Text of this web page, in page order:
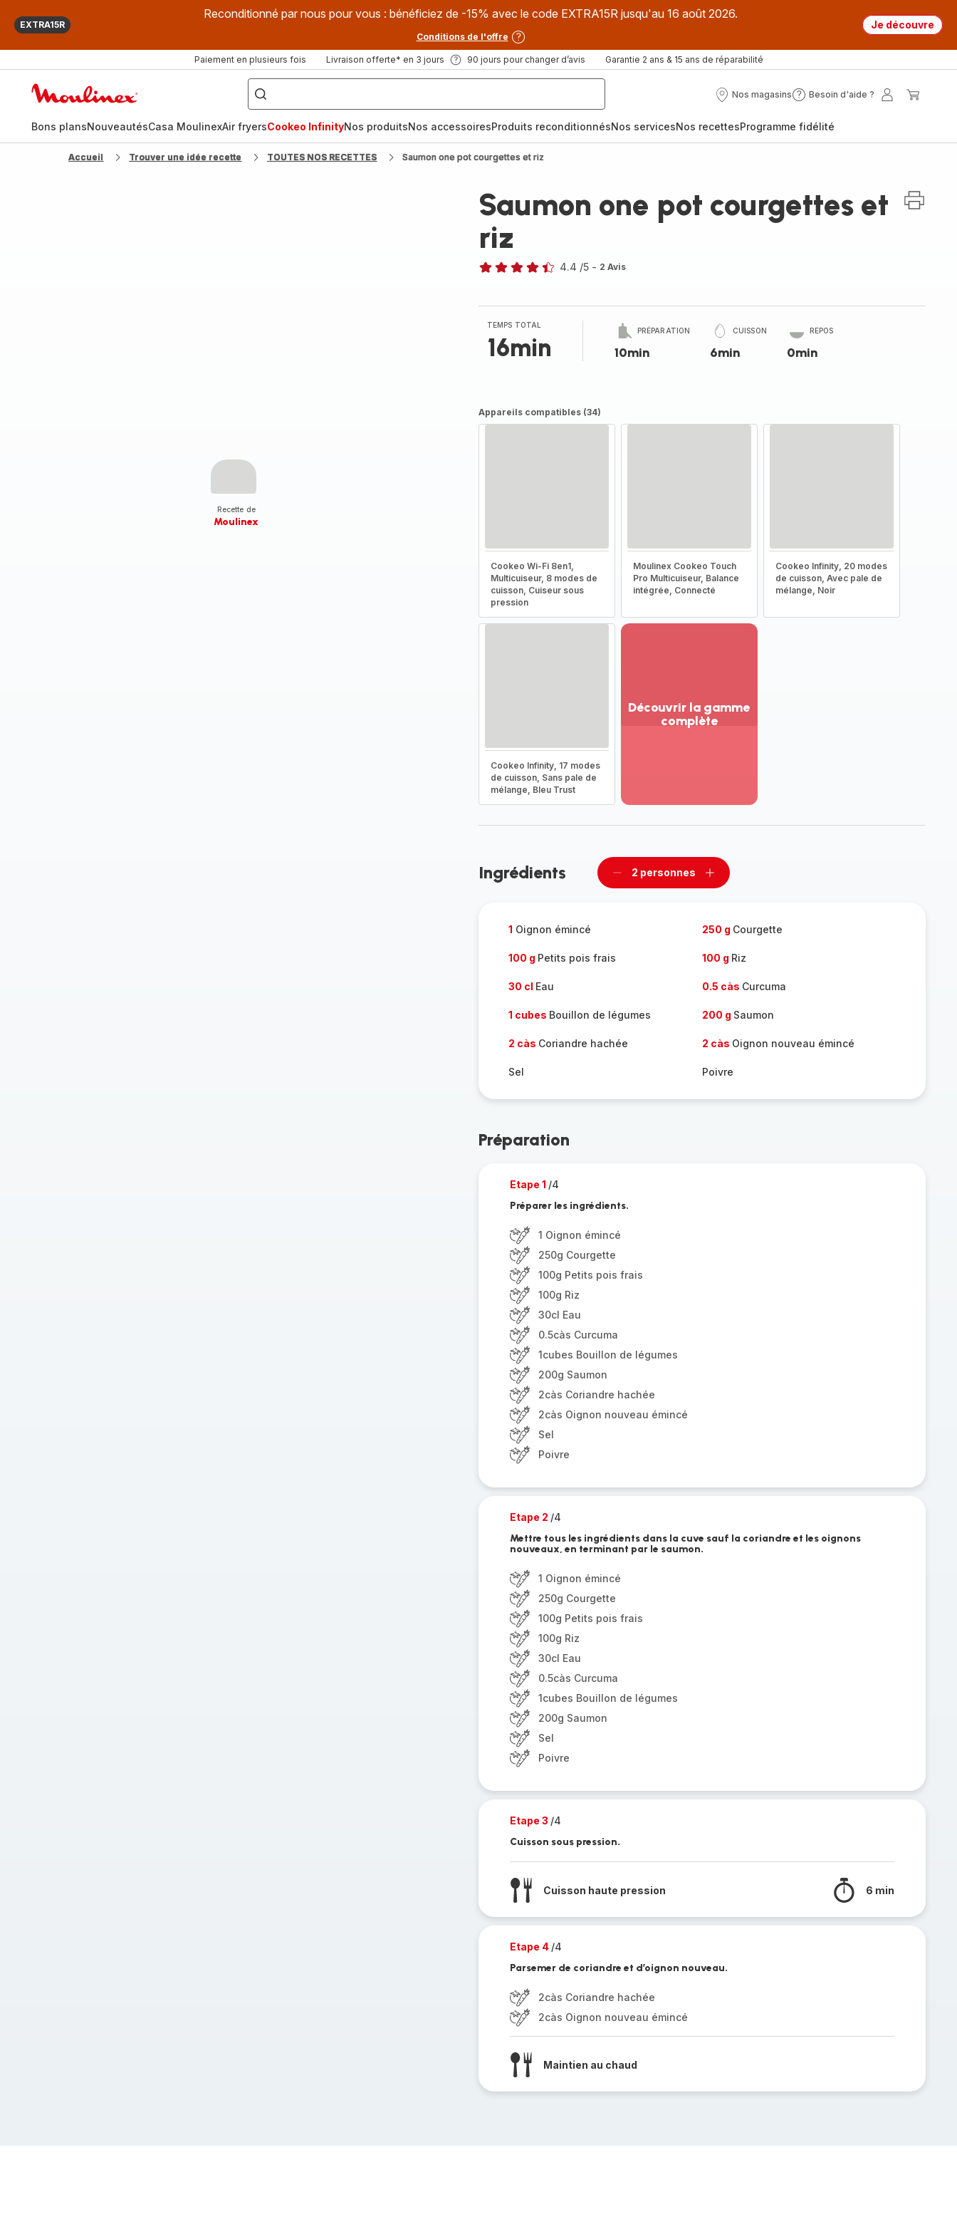
EXTRA15R
Reconditionné par nous pour vous : bénéficiez de -15% avec le code EXTRA15R jusqu'au 16 août 2026.
Conditions de l'offre
Je découvre
Paiement en plusieurs fois Livraison offerte* en 3 jours 90 jours pour changer d’avis Garantie 2 ans & 15 ans de réparabilité
["Que
recherchez-
vous
?",
fryer",
"Companion"]
Nos magasins
Nos
Besoin d'aide ?
Besoin
?
Mon
Bons plansNouveautésCasa MoulinexAir fryersCookeo InfinityNos produitsNos accessoiresProduits reconditionnésNos servicesNos recettesProgramme fidélité
Accueil Trouver une idée recette TOUTES NOS RECETTES Saumon one pot courgettes et riz
Recette de
Moulinex
Saumon one pot courgettes et
riz
4.4 /5 - 2 Avis
TEMPS TOTAL
16min
PRÉPARATION
10min
CUISSON
6min
REPOS
0min
Appareils compatibles (34)
Cookeo Wi-Fi 8en1,
Multicuiseur, 8 modes de
cuisson, Cuiseur sous
pression
Moulinex Cookeo Touch
Pro Multicuiseur, Balance
intégrée, Connecté
Cookeo Infinity, 20 modes
de cuisson, Avec pale de
mélange, Noir
Cookeo Infinity, 17 modes
de cuisson, Sans pale de
mélange, Bleu Trust
Découvrir la gamme
complète
gamme
Ingrédients
Supprimer
2 personnes
Ajouter
1 Oignon émincé 250 g Courgette
100 g Petits pois frais 100 g Riz
30 cl Eau 0.5 càs Curcuma
1 cubes Bouillon de légumes 200 g Saumon
2 càs Coriandre hachée 2 càs Oignon nouveau émincé
Sel Poivre
Préparation
Etape 1 /4
Préparer les ingrédients.
1 Oignon émincé
250g Courgette
100g Petits pois frais
100g Riz
30cl Eau
0.5càs Curcuma
1cubes Bouillon de légumes
200g Saumon
2càs Coriandre hachée
2càs Oignon nouveau émincé
Sel
Poivre
Etape 2 /4
Mettre tous les ingrédients dans la cuve sauf la coriandre et les oignons
nouveaux, en terminant par le saumon.
1 Oignon émincé
250g Courgette
100g Petits pois frais
100g Riz
30cl Eau
0.5càs Curcuma
1cubes Bouillon de légumes
200g Saumon
Sel
Poivre
Etape 3 /4
Cuisson sous pression.
Cuisson haute pression 6 min
Etape 4 /4
Parsemer de coriandre et d’oignon nouveau.
2càs Coriandre hachée
2càs Oignon nouveau émincé
Maintien au chaud